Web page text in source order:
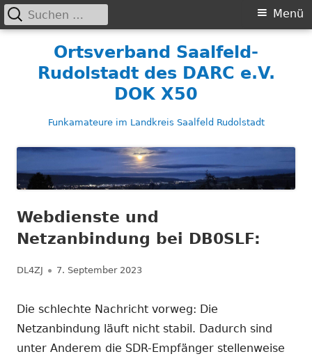
Ortsverband Saalfeld-
Rudolstadt des DARC e.V.
DOK X50
Funkamateure im Landkreis Saalfeld Rudolstadt
Primäres
Menü
Suchen
nach:
Webdienste und
Netzanbindung bei DB0SLF:
Autor
DL4ZJ Veröffentlicht
7. September 2023
Die schlechte Nachricht vorweg: Die
Netzanbindung läuft nicht stabil. Dadurch sind
unter Anderem die SDR-Empfänger stellenweise